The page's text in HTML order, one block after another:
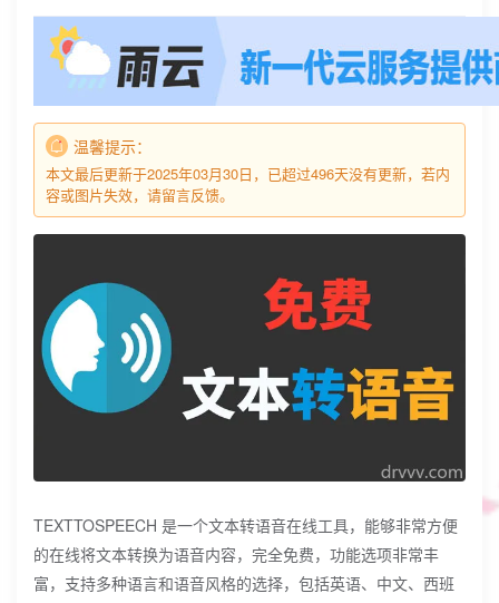
温馨提示：
本文最后更新于2025年03月30日，已超过496天没有更新，若内
容或图片失效，请留言反馈。
TEXTTOSPEECH 是一个文本转语音在线工具，能够非常方便
的在线将文本转换为语音内容，完全免费，功能选项非常丰
富，支持多种语言和语音风格的选择，包括英语、中文、西班